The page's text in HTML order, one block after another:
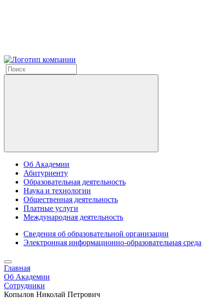
Об Академии
Абитуриенту
Образовательная деятельность
Наука и технологии
Общественная деятельность
Платные услуги
Международная деятельность
Сведения об образовательной организации
Электронная информационно-образовательная среда
Главная
Об Академии
Сотрудники
Копылов Николай Петрович